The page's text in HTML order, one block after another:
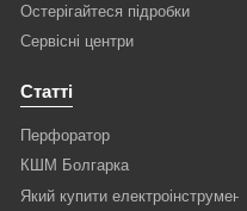
Остерігайтеся підробки
Сервісні центри
Статті
Перфоратор
КШМ Болгарка
Який купити